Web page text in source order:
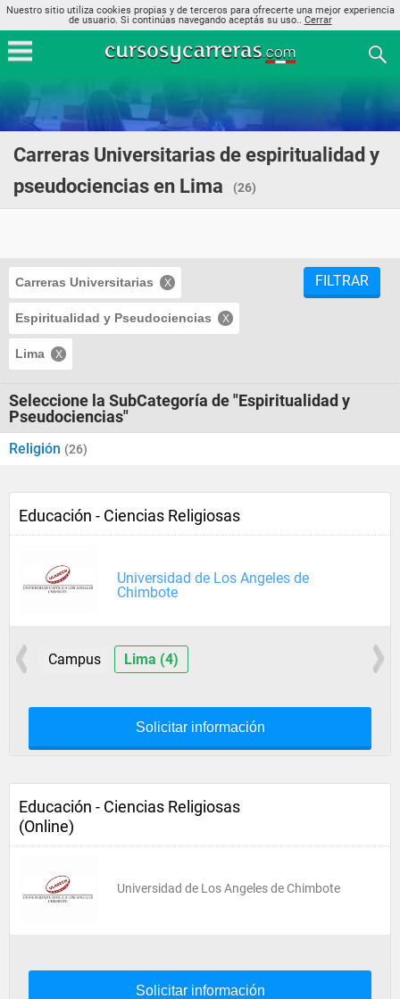
Nuestro sitio utiliza cookies propias y de terceros para ofrecerte una mejor experiencia
de usuario. Si continúas navegando aceptás su uso.. Cerrar
Carreras Universitarias de espiritualidad y
pseudociencias en Lima
(26)
Carreras Universitarias
Espiritualidad y Pseudociencias
Lima
FILTRAR
Seleccione la SubCategoría de "Espiritualidad y
Pseudociencias"
Religión (26)
Educación - Ciencias Religiosas
Universidad de Los Angeles de
Chimbote
Campus Lima (4)
Solicitar información
Educación - Ciencias Religiosas
(Online)
Universidad de Los Angeles de Chimbote
Solicitar información